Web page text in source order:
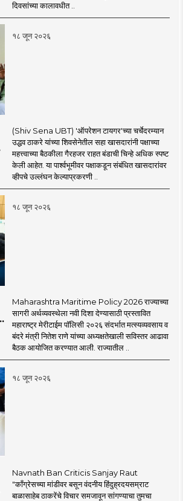
दिवसांच्या कालावधीत ..
१८ जून २०२६
(Shiv Sena UBT) 'ऑपरेशन टायगर'च्या चर्चेदरम्यान
उद्धव ठाकरे यांच्या शिवसेनेतील सहा खासदारांनी पक्षाच्या
महत्त्वाच्या बैठकीला गैरहजर राहत बंडाची चिन्हे अधिक स्पष्ट
केली आहेत. या पार्श्वभूमीवर पक्षाकडून संबंधित खासदारांवर
व्हीपचे उल्लंघन केल्याप्रकरणी ..
१८ जून २०२६
Maharashtra Maritime Policy 2026 राज्याच्या
सागरी अर्थव्यवस्थेला नवी दिशा देण्यासाठी प्रस्तावित
महाराष्ट्र मेरीटाईम पॉलिसी २०२६ संदर्भात मत्स्यव्यवसाय व
बंदरे मंत्री नितेश राणे यांच्या अध्यक्षतेखाली सविस्तर आढावा
बैठक आयोजित करण्यात आली. राज्यातील ..
१८ जून २०२६
Navnath Ban Criticis Sanjay Raut
"काँग्रेसच्या मांडीवर बसून वंदनीय हिंदुह्रदयसम्राट
बाळासाहेब ठाकरेंचे विचार समजावून सांगण्याचा तुमचा